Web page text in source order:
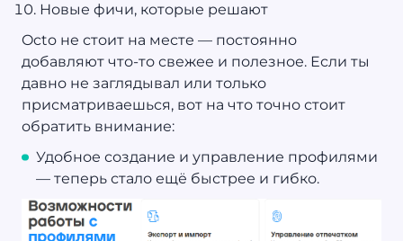
Новые фичи, которые решают
Octo не стоит на месте — постоянно
добавляют что-то свежее и полезное. Если ты
давно не заглядывал или только
присматриваешься, вот на что точно стоит
обратить внимание:
Удобное создание и управление профилями
— теперь стало ещё быстрее и гибко.